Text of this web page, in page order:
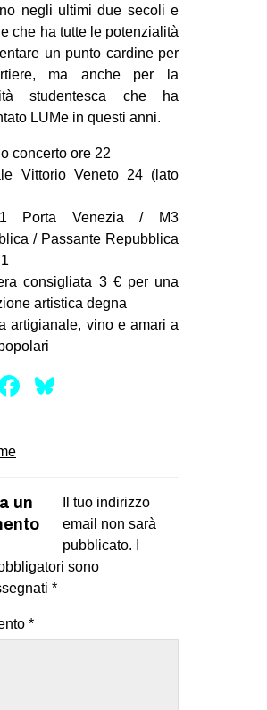
negli ultimi due secoli e
che ha tutte le potenzialità
un punto cardine per
ma anche per la
studentesca che ha
LUMe in questi anni.
concerto ore 22
Vittorio Veneto 24 (lato
Porta Venezia / M3
/ Passante Repubblica
consigliata 3 € per una
artistica degna
artigianale, vino e amari a
Facebook
un
Il tuo indirizzo
email non sarà
pubblicato.
sono
*
*